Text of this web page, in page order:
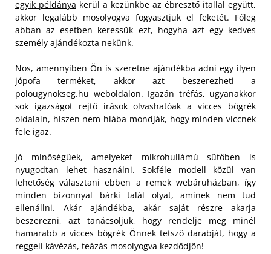
egyik példánya kerül a kezünkbe az ébresztő itallal együtt,
akkor legalább mosolyogva fogyasztjuk el feketét. Főleg
abban az esetben keressük ezt, hogyha azt egy kedves
személy ajándékozta nekünk.
Nos, amennyiben Ön is szeretne ajándékba adni egy ilyen
jópofa terméket, akkor azt beszerezheti a
polougynokseg.hu weboldalon. Igazán tréfás, ugyanakkor
sok igazságot rejtő írások olvashatóak a vicces bögrék
oldalain, hiszen nem hiába mondják, hogy minden viccnek
fele igaz.
Jó minőségűek, amelyeket mikrohullámú sütőben is
nyugodtan lehet használni. Sokféle modell közül van
lehetőség választani ebben a remek webáruházban, így
minden bizonnyal bárki talál olyat, aminek nem tud
ellenállni. Akár ajándékba, akár saját részre akarja
beszerezni, azt tanácsoljuk, hogy rendelje meg minél
hamarabb a vicces bögrék Önnek tetsző darabját, hogy a
reggeli kávézás, teázás mosolyogva kezdődjön!